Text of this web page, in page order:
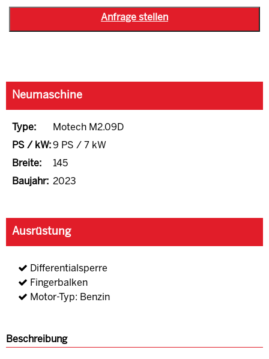
Neumaschine
Type:
Motech M2.09D
PS / kW: 9 PS / 7 kW
Breite:
145
Baujahr: 2023
Ausrüstung
Differentialsperre
Fingerbalken
Motor-Typ: Benzin
Beschreibung